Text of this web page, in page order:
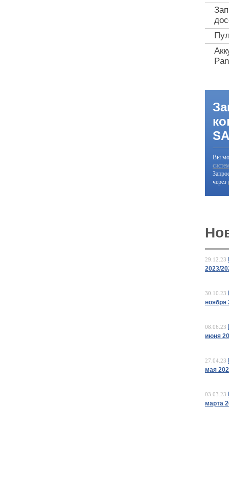
Вы
через
29.12.23
2023/
30.10.23
ноября
08.06.23
июня
27.04.23
мая
03.03.23
марта